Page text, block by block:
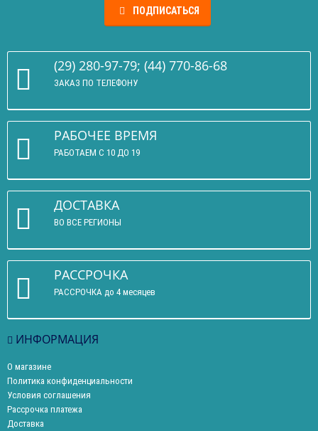
ПОДПИСАТЬСЯ
(29) 280-97-79; (44) 770-86-68
ЗАКАЗ ПО ТЕЛЕФОНУ
РАБОЧЕЕ ВРЕМЯ
РАБОТАЕМ С 10 ДО 19
ДОСТАВКА
ВО ВСЕ РЕГИОНЫ
РАССРОЧКА
РАССРОЧКА до 4 месяцев
ИНФОРМАЦИЯ
О магазине
Политика конфиденциальности
Условия соглашения
Рассрочка платежа
Доставка